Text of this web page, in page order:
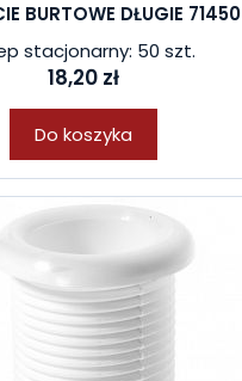
BURTOWE DŁUGIE 71450
stacjonarny: 50 szt.
18,20 zł
Do koszyka